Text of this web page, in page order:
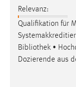
Relevanz:
Qualifikation für
Bibliothek •
Dozierende aus